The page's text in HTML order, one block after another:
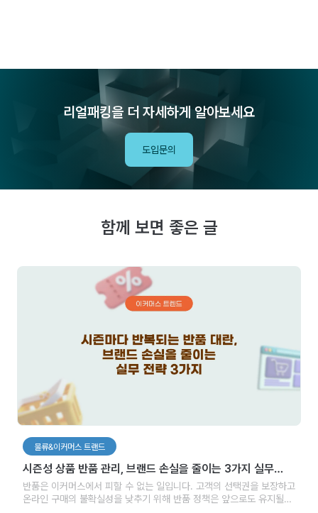
리얼패킹을 더 자세하게 알아보세요
도입문의
함께 보면 좋은 글
물류&이커머스 트랜드
시즌성 상품 반품 관리, 브랜드 손실을 줄이는 3가지 실무
전략
반품은 이커머스에서 피할 수 없는 일입니다. 고객의 선택권을 보장하고
온라인 구매의 불확실성을 낮추기 위해 반품 정책은 앞으로도 유지될